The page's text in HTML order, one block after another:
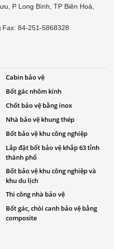
P Long Bình, TP Biên Hoà,
Fax: 84-251-5868328
Cabin bảo vệ
Bốt gác nhôm kính
Chốt bảo vệ bằng inox
Nhà bảo vệ khung thép
Bốt bảo vệ khu công nghiệp
Lắp đặt bốt bảo vệ khắp 63 tỉnh
thành phố
Bốt bảo vệ khu công nghiệp và
khu du lịch
Thi công nhà bảo vệ
Bốt gác, chòi canh bảo vệ bằng
composite